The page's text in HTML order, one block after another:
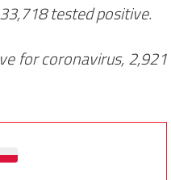
tested positive.
for coronavirus, 2,921